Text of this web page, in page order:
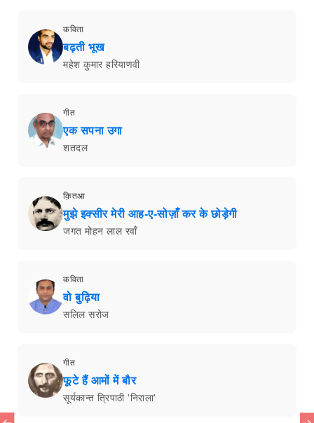
कविता
बढ़ती भूख
महेश कुमार हरियाणवी
गीत
एक सपना उगा
शतदल
क़ितआ
मुझे इक्सीर मेरी आह-ए-सोज़ाँ कर के छोड़ेगी
जगत मोहन लाल रवाँ
कविता
वो बुढ़िया
सलिल सरोज
गीत
फूटे हैं आमों में बौर
सूर्यकान्त त्रिपाठी 'निराला'